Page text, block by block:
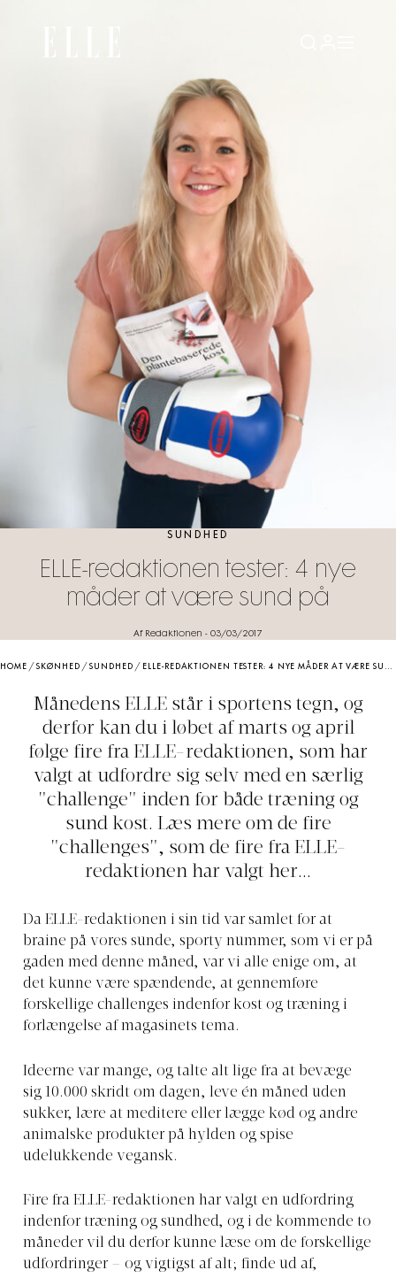
SUNDHED
ELLE-redaktionen tester: 4 nye
måder at være sund på
Af Redaktionen - 03/03/2017
HOME /SKØNHED /SUNDHED / ELLE-REDAKTIONEN TESTER: 4 NYE MÅDER AT VÆRE SUND PÅ
Månedens ELLE står i sportens tegn, og
derfor kan du i løbet af marts og april
følge fire fra ELLE-redaktionen, som har
valgt at udfordre sig selv med en særlig
"challenge" inden for både træning og
sund kost. Læs mere om de fire
"challenges", som de fire fra ELLE-
redaktionen har valgt her...
Da ELLE-redaktionen i sin tid var samlet for at
braine på vores sunde, sporty nummer, som vi er på
gaden med denne måned, var vi alle enige om, at
det kunne være spændende, at gennemføre
forskellige challenges indenfor kost og træning i
forlængelse af magasinets tema.
Ideerne var mange, og talte alt lige fra at bevæge
sig 10.000 skridt om dagen, leve én måned uden
sukker, lære at meditere eller lægge kød og andre
animalske produkter på hylden og spise
udelukkende vegansk.
Fire fra ELLE-redaktionen har valgt en udfordring
indenfor træning og sundhed, og i de kommende to
måneder vil du derfor kunne læse om de forskellige
udfordringer – og vigtigst af alt; finde ud af,